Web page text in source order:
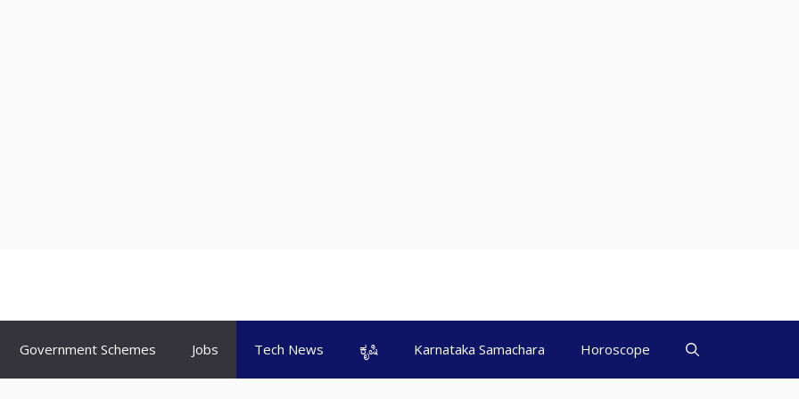
Government Schemes Jobs Tech News ಕೃಷಿ Karnataka Samachara Horoscope